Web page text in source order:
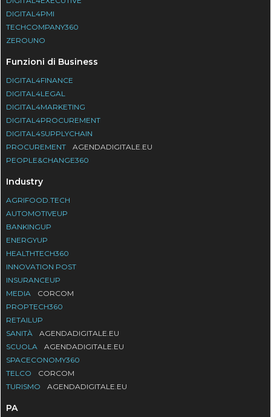
DIGITAL4PMI
TECHCOMPANY360
ZEROUNO
Funzioni di Business
DIGITAL4FINANCE
DIGITAL4LEGAL
DIGITAL4MARKETING
DIGITAL4PROCUREMENT
DIGITAL4SUPPLYCHAIN
PROCUREMENT
AGENDADIGITALE.EU
PEOPLE&CHANGE360
Industry
AGRIFOOD.TECH
AUTOMOTIVEUP
BANKINGUP
ENERGYUP
HEALTHTECH360
INNOVATION POST
INSURANCEUP
MEDIA
CORCOM
PROPTECH360
RETAILUP
SANITÀ
AGENDADIGITALE.EU
SCUOLA
AGENDADIGITALE.EU
SPACECONOMY360
TELCO
CORCOM
TURISMO
AGENDADIGITALE.EU
PA